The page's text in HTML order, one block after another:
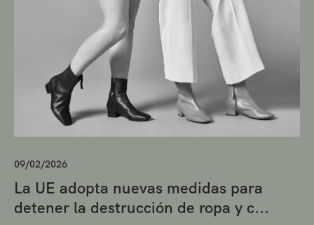
09/02/2026
La UE adopta nuevas medidas para
detener la destrucción de ropa y c...